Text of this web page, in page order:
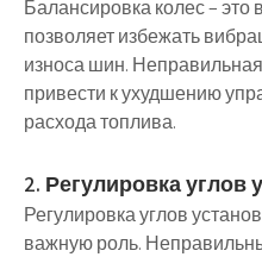
Балансировка колес –
позволяет избежать
износа шин.
привести к ухудшению
расхода топлива.
2. Регулировка углов
Регулировка углов
важную роль.